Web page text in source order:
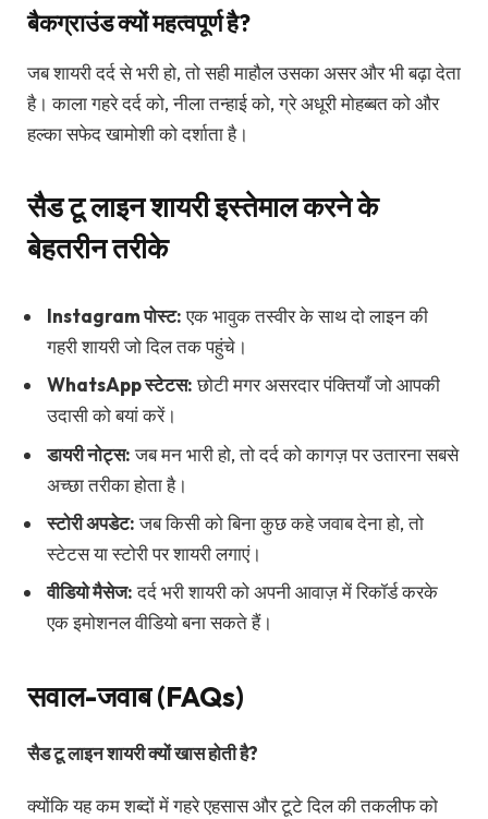
बैकग्राउंड क्यों महत्वपूर्ण है?
जब शायरी दर्द से भरी हो, तो सही माहौल उसका असर और भी बढ़ा देता
है। काला गहरे दर्द को, नीला तन्हाई को, ग्रे अधूरी मोहब्बत को और
हल्का सफेद खामोशी को दर्शाता है।
सैड टू लाइन शायरी इस्तेमाल करने के
बेहतरीन तरीके
Instagram पोस्ट:एक भावुक तस्वीर के साथ दो लाइन की
गहरी शायरी जो दिल तक पहुंचे।
WhatsApp स्टेटस:छोटी मगर असरदार पंक्तियाँ जो आपकी
उदासी को बयां करें।
डायरी नोट्स:जब मन भारी हो, तो दर्द को कागज़ पर उतारना सबसे
अच्छा तरीका होता है।
स्टोरी अपडेट:जब किसी को बिना कुछ कहे जवाब देना हो, तो
स्टेटस या स्टोरी पर शायरी लगाएं।
वीडियो मैसेज:दर्द भरी शायरी को अपनी आवाज़ में रिकॉर्ड करके
एक इमोशनल वीडियो बना सकते हैं।
सवाल-जवाब (FAQs)
सैड टू लाइन शायरी क्यों खास होती है?
क्योंकि यह कम शब्दों में गहरे एहसास और टूटे दिल की तकलीफ को